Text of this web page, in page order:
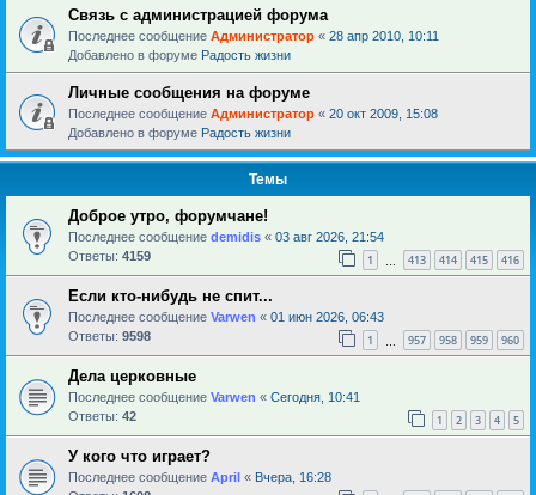
Связь с администрацией форума
Последнее сообщение Администратор « 28 апр 2010, 10:11
Добавлено в форуме Радость жизни
Личные сообщения на форуме
Последнее сообщение Администратор « 20 окт 2009, 15:08
Добавлено в форуме Радость жизни
Темы
Доброе утро, форумчане!
Последнее сообщение demidis « 03 авг 2026, 21:54
Ответы: 4159 1 413 414 415 416
Если кто-нибудь не спит...
Последнее сообщение Varwen « 01 июн 2026, 06:43
Ответы: 9598 1 957 958 959 960
Дела церковные
Последнее сообщение Varwen « Сегодня, 10:41
Ответы: 42 1 2 3 4 5
У кого что играет?
Последнее сообщение April « Вчера, 16:28